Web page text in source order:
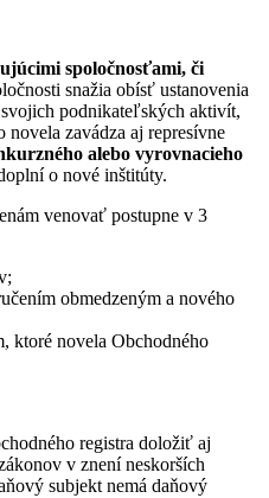
spoločnosťami, či
snažia obísť ustanovenia
podnikateľských aktivít,
zavádza aj represívne
alebo vyrovnacieho
o nové inštitúty.
venovať postupne v 3
obmedzeným a nového
ktoré novela Obchodného
registra doložiť aj
v znení neskorších
subjekt nemá daňový